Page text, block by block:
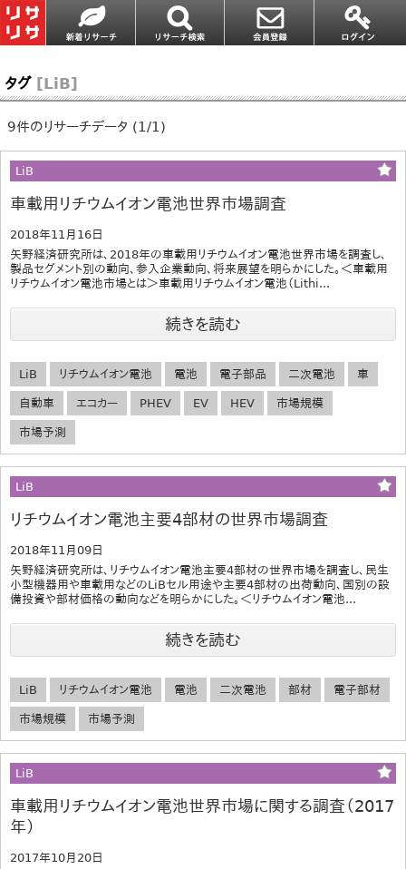
タグ [LiB]
9件のリサーチデータ (1/1)
LiB
車載用リチウムイオン電池世界市場調査
2018年11月16日
矢野経済研究所は、2018年の車載用リチウムイオン電池世界市場を調査し、
製品セグメント別の動向、参入企業動向、将来展望を明らかにした。＜車載用
リチウムイオン電池市場とは＞車載用リチウムイオン電池（Lithi...
続きを読む
LiB リチウムイオン電池 電池 電子部品 二次電池 車
自動車 エコカー PHEV EV HEV 市場規模
市場予測
LiB
リチウムイオン電池主要4部材の世界市場調査
2018年11月09日
矢野経済研究所は、リチウムイオン電池主要4部材の世界市場を調査し、民生
小型機器用や車載用などのLiBセル用途や主要4部材の出荷動向、国別の設
備投資や部材価格の動向などを明らかにした。＜リチウムイオン電池...
続きを読む
LiB リチウムイオン電池 電池 二次電池 部材 電子部材
市場規模 市場予測
LiB
車載用リチウムイオン電池世界市場に関する調査（2017
年）
2017年10月20日